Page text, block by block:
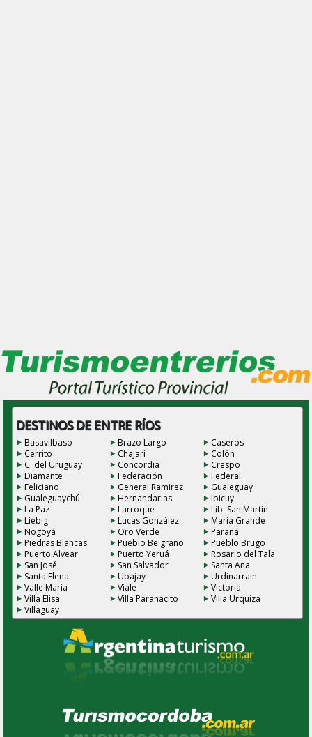
DESTINOS DE ENTRE RÍOS
Basavilbaso Brazo Largo
Caseros
Cerrito
Chajarí
Colón
C. del Uruguay
Concordia
Crespo
Diamante
Federación
Federal
Feliciano
General Ramirez
Gualeguay
Gualeguaychú
Hernandarias
Ibicuy
La Paz
Larroque
Lib. San Martín
Liebig
Lucas González
María Grande
Nogoyá
Oro Verde
Paraná
Piedras Blancas
Pueblo Belgrano
Pueblo Brugo
Puerto Alvear
Puerto Yeruá
Rosario del Tala
San José
San Salvador
Santa Ana
Santa Elena
Ubajay
Urdinarrain
Valle María
Viale
Victoria
Villa Elisa
Villa Paranacito
Villa Urquiza
Villaguay